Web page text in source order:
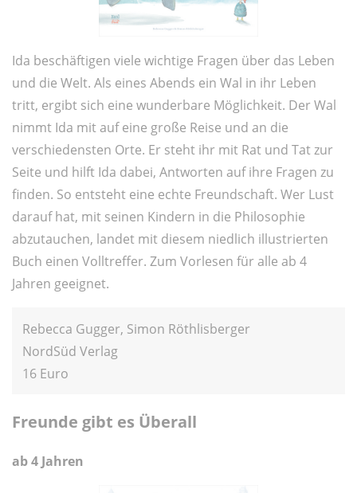
Ida beschäftigen viele wichtige Fragen über das Leben
und die Welt. Als eines Abends ein Wal in ihr Leben
tritt, ergibt sich eine wunderbare Möglichkeit. Der Wal
nimmt Ida mit auf eine große Reise und an die
verschiedensten Orte. Er steht ihr mit Rat und Tat zur
Seite und hilft Ida dabei, Antworten auf ihre Fragen zu
finden. So entsteht eine echte Freundschaft. Wer Lust
darauf hat, mit seinen Kindern in die Philosophie
abzutauchen, landet mit diesem niedlich illustrierten
Buch einen Volltreffer. Zum Vorlesen für alle ab 4
Jahren geeignet.
Rebecca Gugger, Simon Röthlisberger
NordSüd Verlag
16 Euro
Freunde gibt es Überall
ab 4 Jahren